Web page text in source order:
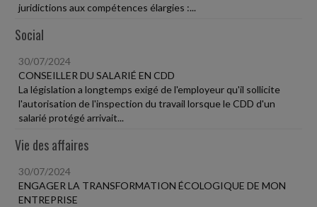
juridictions aux compétences élargies :...
Social
30/07/2024
CONSEILLER DU SALARIÉ EN CDD
La législation a longtemps exigé de l'employeur qu'il sollicite
l'autorisation de l'inspection du travail lorsque le CDD d'un
salarié protégé arrivait...
Vie des affaires
30/07/2024
ENGAGER LA TRANSFORMATION ÉCOLOGIQUE DE MON
ENTREPRISE